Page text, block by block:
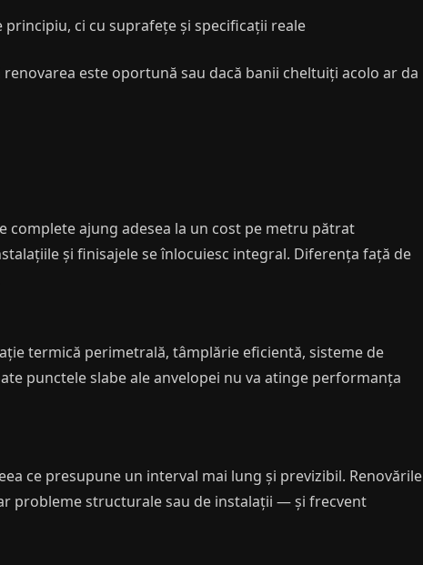
ci cu suprafețe și specificații reale
este oportună sau dacă banii cheltuiți acolo ar da
complete ajung adesea la un cost pe metru pătrat
și finisajele se înlocuiesc integral. Diferența față de
termică perimetrală, tâmplărie eficientă, sisteme de
punctele slabe ale anvelopei nu va atinge performanța
ce presupune un interval mai lung și previzibil. Renovările
probleme structurale sau de instalații — și frecvent